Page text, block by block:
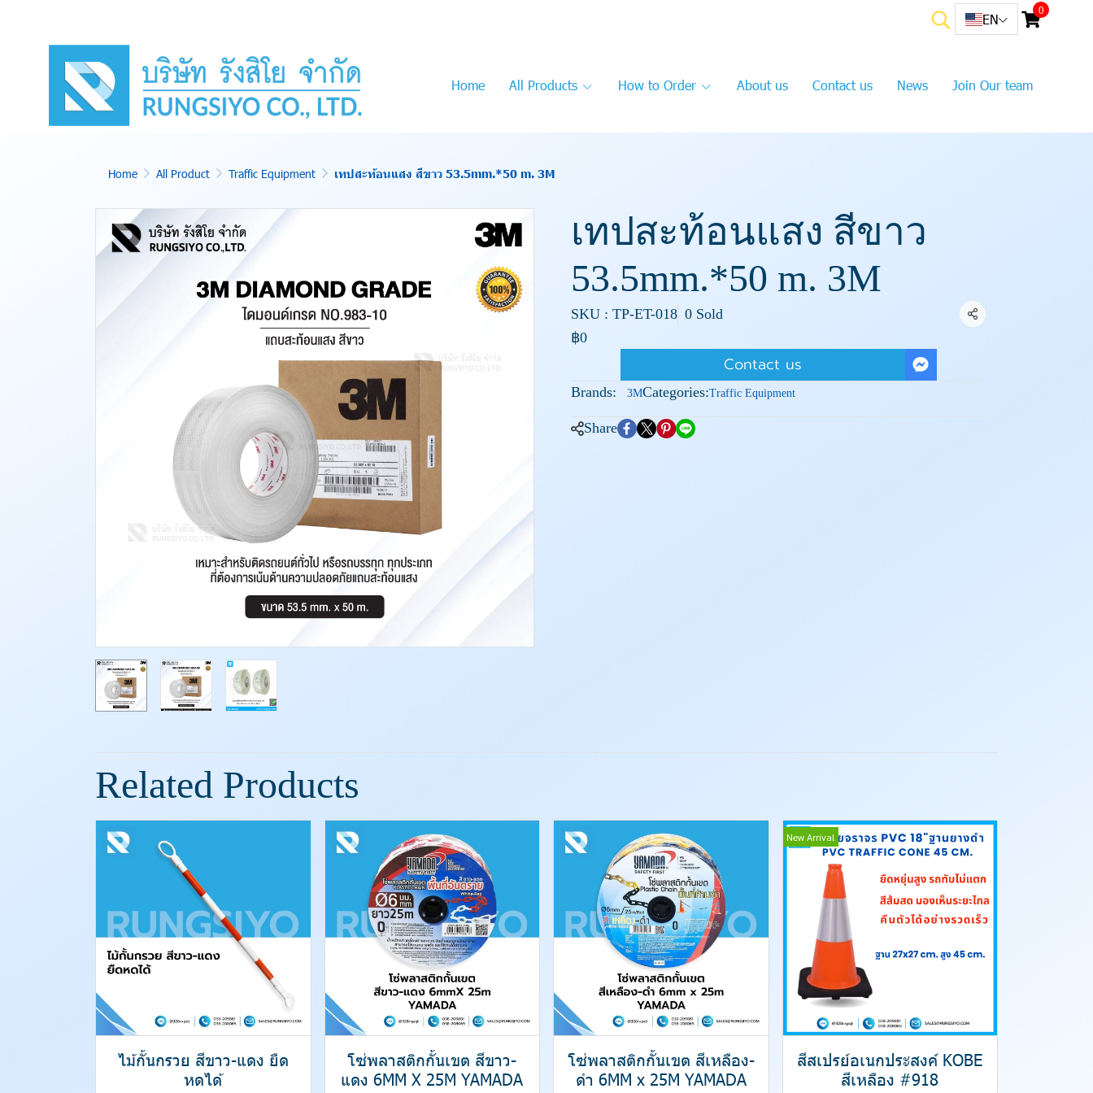
EN
0
Home All Products How to Order About us Contact us News Join Our team
Home All Product Traffic Equipment เทปสะท้อนแสง สีขาว 53.5mm.*50 m. 3M
เทปสะท้อนแสง สีขาว
53.5mm.*50 m. 3M
SKU : TP-ET-018 0 Sold Share
฿0
Contact us
Brands: 3MCategories:Traffic Equipment
Share
Related Products
ไม้กั้นกรวย สีขาว-แดง ยืด
หดได้
โซ่พลาสติกกั้นเขต สีขาว-
แดง 6MM X 25M YAMADA
โซ่พลาสติกกั้นเขต สีเหลือง-
ดำ 6MM x 25M YAMADA
New Arrival
สีสเปรย์อเนกประสงค์ KOBE
สีเหลือง #918